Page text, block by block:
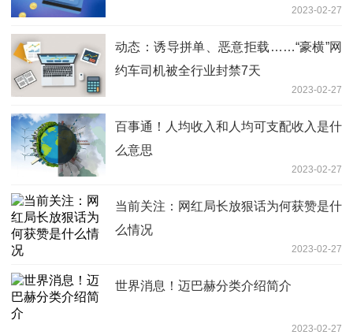
2023-02-27
动态：诱导拼单、恶意拒载……“豪横”网
约车司机被全行业封禁7天
2023-02-27
百事通！人均收入和人均可支配收入是什
么意思
2023-02-27
当前关注：网红局长放狠话为何获赞是什
么情况
2023-02-27
世界消息！迈巴赫分类介绍简介
2023-02-27